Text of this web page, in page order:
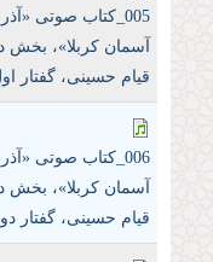
005_کتاب صوتی
آسمان‌ کربلا»، بخش
قیام حسینی، گفتار
006_کتاب صوتی
آسمان‌ کربلا»، بخش
قیام حسینی، گفتار